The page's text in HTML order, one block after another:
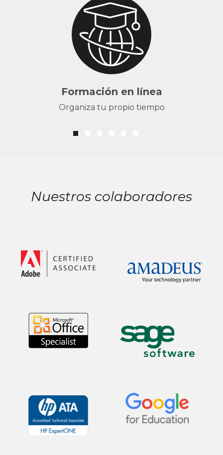
Formación en línea
Organiza tu propio tiempo
Nuestros colaboradores